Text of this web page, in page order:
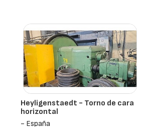
Heyligenstaedt - Torno de cara
horizontal
- España